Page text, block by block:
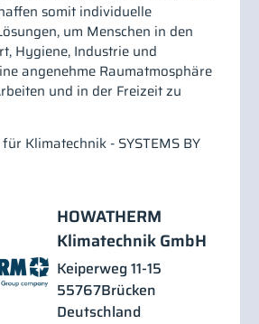
somit individuelle
um Menschen in den
Hygiene, Industrie und
angenehme Raumatmosphäre
und in der Freizeit zu
Klimatechnik - SYSTEMS BY
HOWATHERM
Klimatechnik GmbH
Keiperweg 11-15
55767Brücken
Deutschland